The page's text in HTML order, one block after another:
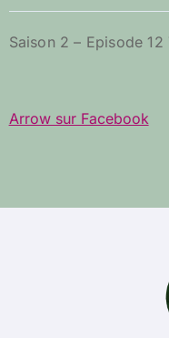
Saison 2 – Episode
Arrow sur Facebook